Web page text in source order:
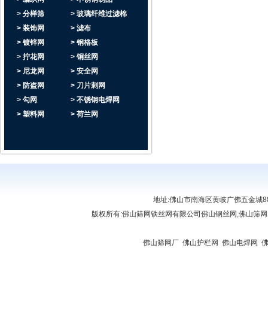
> 分样筛
> 装饰网
> 镀锌网
> 拧花网
> 尼龙网
> 防盗网
> 勾网
> 塑料网
> 玻璃纤维过滤棉
> 滤布
> 钢格板
> 铜丝网
> 安全网
> 刀片刺网
> 不锈钢电焊网
> 荷兰网
地址:佛山市南海区黄岐广佛五金
版权所有:佛山筛网铁丝网有限公司 佛山钢丝网,佛山筛
佛山筛网厂 佛山护栏网 佛山电焊网